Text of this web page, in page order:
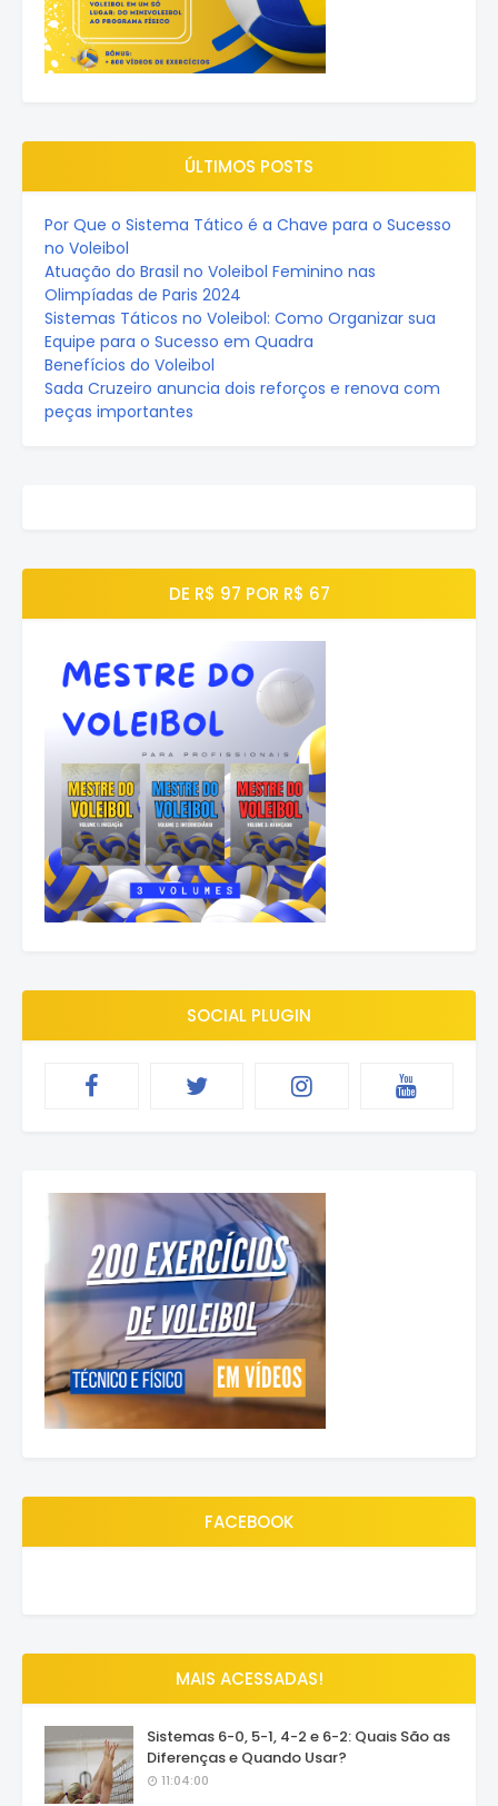
ÚLTIMOS POSTS
Por Que o Sistema Tático é a Chave para o Sucesso
no Voleibol
Atuação do Brasil no Voleibol Feminino nas
Olimpíadas de Paris 2024
Sistemas Táticos no Voleibol: Como Organizar sua
Equipe para o Sucesso em Quadra
Benefícios do Voleibol
Sada Cruzeiro anuncia dois reforços e renova com
peças importantes
DE R$ 97 POR R$ 67
SOCIAL PLUGIN
FACEBOOK
MAIS ACESSADAS!
Sistemas 6-0, 5-1, 4-2 e 6-2: Quais São as
Diferenças e Quando Usar?
11:04:00